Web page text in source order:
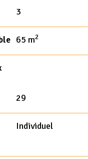
3
65 m2
29
Individuel